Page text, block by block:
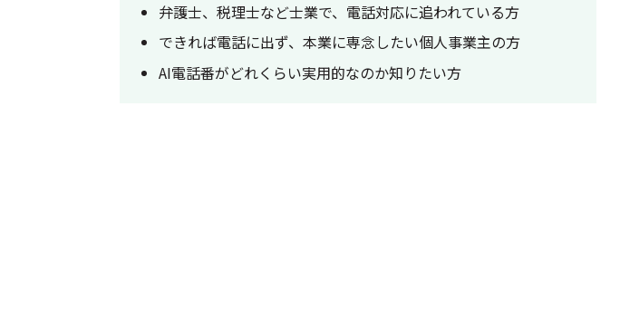
弁護士、税理士など士業で、電話対応に追われている方
できれば電話に出ず、本業に専念したい個人事業主の方
AI電話番がどれくらい実用的なのか知りたい方